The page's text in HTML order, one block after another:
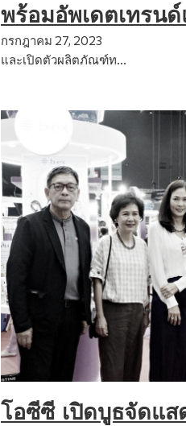
พร้อมอัพเดตเทรน
กรกฎาคม 27, 2023
และเปิดตัวผลิตภัณฑ์ท…
โอซีซี เปิดบูธจัดแ